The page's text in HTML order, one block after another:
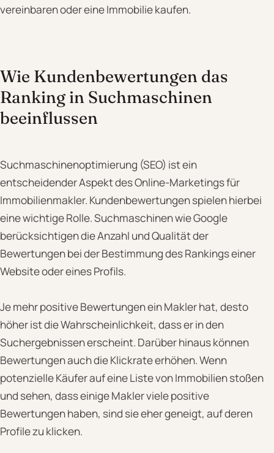
vereinbaren oder eine Immobilie kaufen.
Wie Kundenbewertungen das
Ranking in Suchmaschinen
beeinflussen
Suchmaschinenoptimierung (SEO) ist ein
entscheidender Aspekt des Online-Marketings für
Immobilienmakler. Kundenbewertungen spielen hierbei
eine wichtige Rolle. Suchmaschinen wie Google
berücksichtigen die Anzahl und Qualität der
Bewertungen bei der Bestimmung des Rankings einer
Website oder eines Profils.
Je mehr positive Bewertungen ein Makler hat, desto
höher ist die Wahrscheinlichkeit, dass er in den
Suchergebnissen erscheint. Darüber hinaus können
Bewertungen auch die Klickrate erhöhen. Wenn
potenzielle Käufer auf eine Liste von Immobilien stoßen
und sehen, dass einige Makler viele positive
Bewertungen haben, sind sie eher geneigt, auf deren
Profile zu klicken.